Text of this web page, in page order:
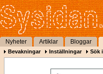
Nyheter Artiklar Bloggar
Bevakningar Inställningar Sök